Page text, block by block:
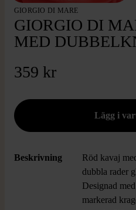
GIORGIO DI MARE
GIORGIO DI
MED
359 kr
Beskrivning
Röd kavaj
dubbla rader
Designad
markerad